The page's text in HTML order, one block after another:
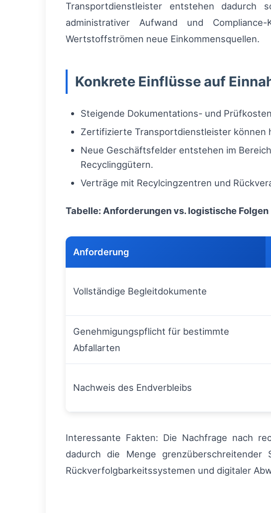
Transportdienstleister entstehen dadurch
administrativer Aufwand und
Wertstoffströmen neue Einkommensquellen.
Konkrete Einflüsse auf
Steigende Dokumentations- und
Zertifizierte Transportdienstleister können
Neue Geschäftsfelder entstehen im
Recyclinggütern.
Verträge mit Recylcingzentren und
Tabelle: Anforderungen vs. logistische Folgen
Anforderung
Vollständige Begleitdokumente
Genehmigungspflicht für bestimmte
Abfallarten
Nachweis des Endverbleibs
Interessante Fakten: Die Nachfrage nach
dadurch die Menge
Rückverfolgbarkeitssystemen und digitaler